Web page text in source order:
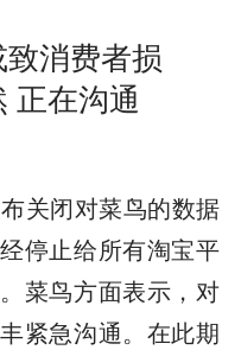
消费者损
正在沟通
关闭对菜鸟的数据
停止给所有淘宝平
菜鸟方面表示，对
紧急沟通。在此期